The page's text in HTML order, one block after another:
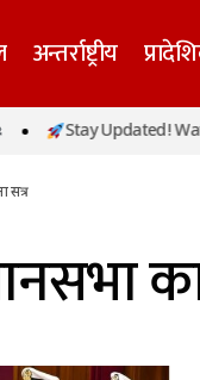
अन्तर्राष्ट्रीय
Stay Updated!
सत्र